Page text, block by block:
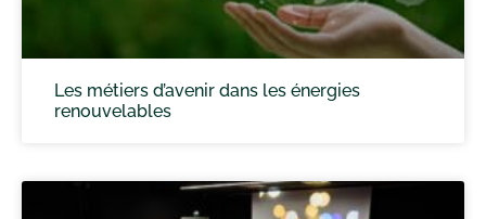
Les métiers d’avenir dans les énergies
renouvelables